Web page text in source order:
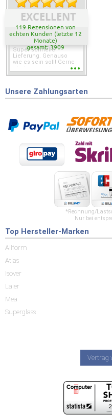
EXCELLENT
119 Rezensionen von
echten Kunden (letzte 12
Monate)
gesamt: 3909
Super schnelle
Lieferung. Genauso
wie es sein soll! Gerne
wieder wenn ich was
Unsere Zahlungsarten
*Rechnung/
Nur bei
Top Hersteller-Marken
Allform
Atlas
Isover
Laier
Mea
Superglass
Vertrag